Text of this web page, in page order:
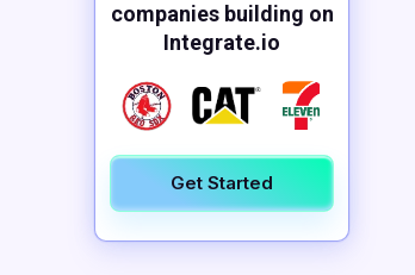
companies building on
Integrate.io
Get Started